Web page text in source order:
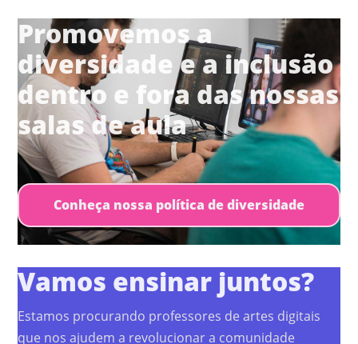
Promovemos a
diversidade e a inclusão
dentro e fora das nossas
salas de aula
Conheça nossa política de diversidade
Vamos ensinar juntos?
Estamos procurando professores de artes digitais
que nos ajudem a revolucionar a comunidade